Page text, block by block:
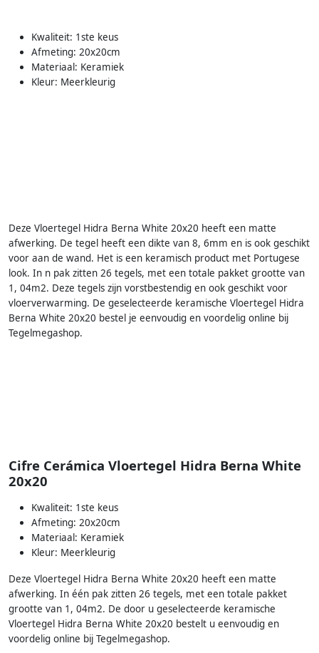
Kwaliteit: 1ste keus
Afmeting: 20x20cm
Materiaal: Keramiek
Kleur: Meerkleurig
Deze Vloertegel Hidra Berna White 20x20 heeft een matte
afwerking. De tegel heeft een dikte van 8, 6mm en is ook geschikt
voor aan de wand. Het is een keramisch product met Portugese
look. In n pak zitten 26 tegels, met een totale pakket grootte van
1, 04m2. Deze tegels zijn vorstbestendig en ook geschikt voor
vloerverwarming. De geselecteerde keramische Vloertegel Hidra
Berna White 20x20 bestel je eenvoudig en voordelig online bij
Tegelmegashop.
Cifre Cerámica Vloertegel Hidra Berna White
20x20
Kwaliteit: 1ste keus
Afmeting: 20x20cm
Materiaal: Keramiek
Kleur: Meerkleurig
Deze Vloertegel Hidra Berna White 20x20 heeft een matte
afwerking. In één pak zitten 26 tegels, met een totale pakket
grootte van 1, 04m2. De door u geselecteerde keramische
Vloertegel Hidra Berna White 20x20 bestelt u eenvoudig en
voordelig online bij Tegelmegashop.